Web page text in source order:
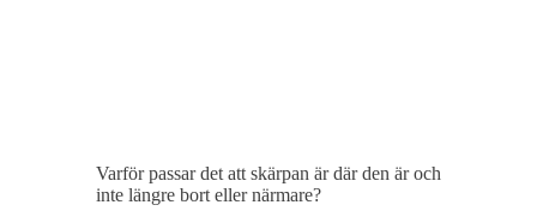
Varför passar det att skärpan är där den är och
inte längre bort eller närmare?